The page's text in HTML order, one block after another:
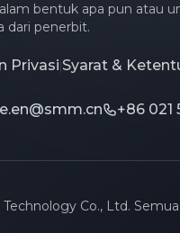
bentuk apa pun atau
dari penerbit.
Privasi|Syarat &
+86 021
Co., Ltd.